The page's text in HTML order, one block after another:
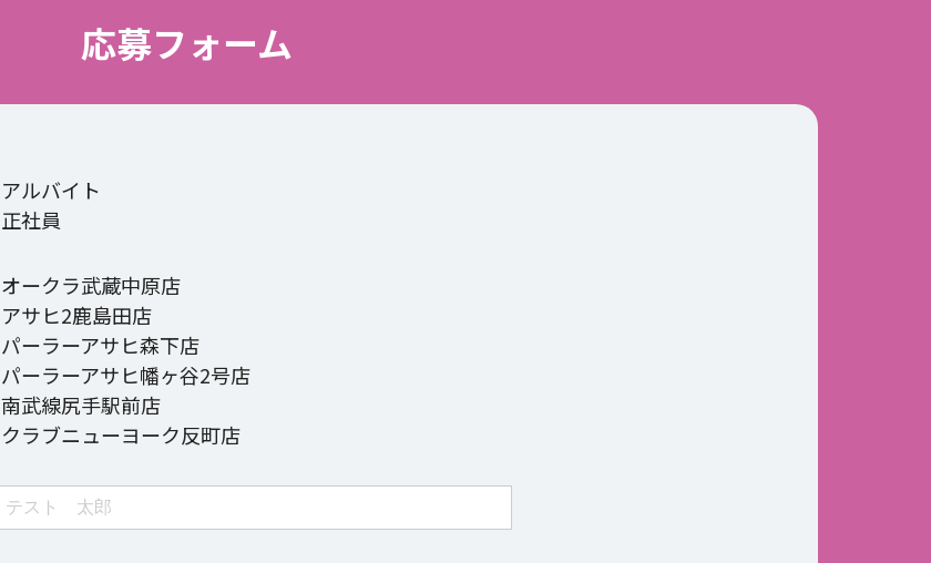
応募フォーム
アルバイト
正社員
オークラ武蔵中原店
アサヒ2鹿島田店
パーラーアサヒ森下店
パーラーアサヒ幡ヶ谷2号店
南武線尻手駅前店
クラブニューヨーク反町店